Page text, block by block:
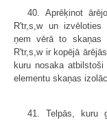
40. Aprēķinot
R'tr,s,w un izvēloties
ņem vērā to skaņas
R'tr,s,w ir kopējā
kuru nosaka
elementu skaņas
41. Telpās, kuru